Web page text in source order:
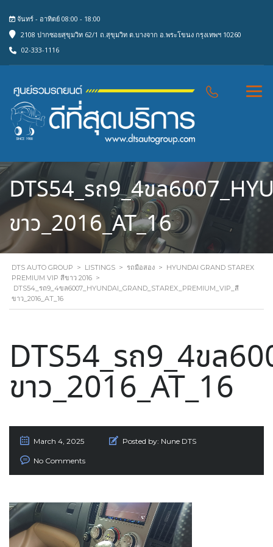
จันทร์ - อาทิตย์ 08:00 - 18:00
2108 ปากซอยสุขุมวิท 62/1 ถ.สุขุมวิท ต.บางจาก อ.พระโขนง กรุงเทพฯ 10260
02-333-1116
DTS54_รถ9_4ขล
ขาว_2016_AT_16
DTS AUTO GROUP > LISTINGS > รถมือสอง > HYUNDAI GRAND STAREX
PREMIUM VIP สีขาว 2016 >
DTS54_รถ9_4ขล6007_HYUNDAI_GRAND_STAREX_PREMIUM_VIP_สี
ขาว_2016_AT_16
DTS54_รถ9_4ขล
ขาว_2016_AT_16
March 4, 2025 Posted by: Nune DTS
No Comments